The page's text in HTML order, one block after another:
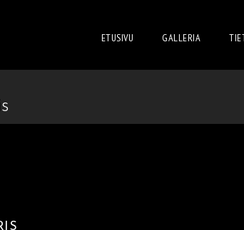
ETUSIVU GALLERIA